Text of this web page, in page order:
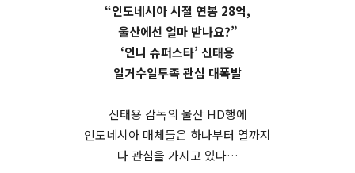
“인도네시아 시절 연봉 28억,
울산에선 얼마 받나요?”
‘인니 슈퍼스타’ 신태용
일거수일투족 관심 대폭발
신태용 감독의 울산 HD행에
인도네시아 매체들은 하나부터 열까지
다 관심을 가지고 있다…